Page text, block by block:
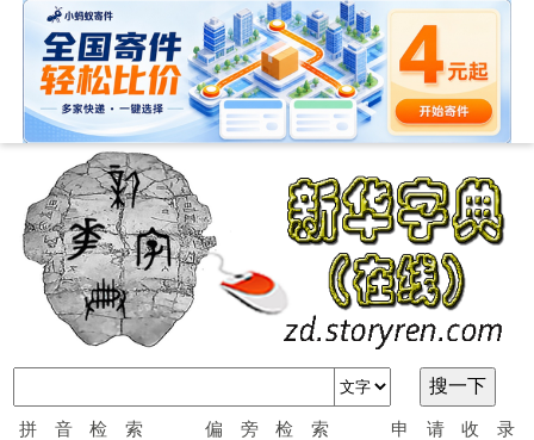
拼音检索 偏旁检索 申请收录